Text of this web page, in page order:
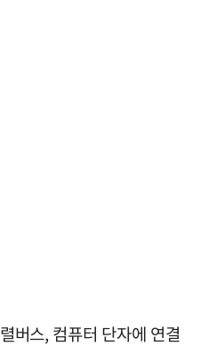
버스, 컴퓨터 단자에 연결